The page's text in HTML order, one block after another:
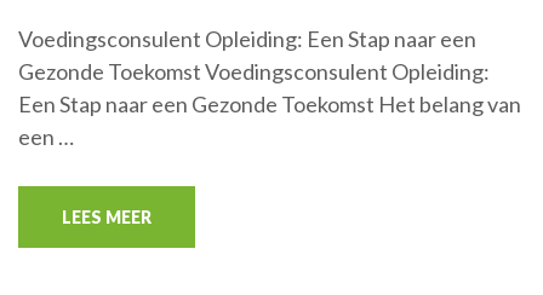
Voedingsconsulent Opleiding: Een Stap naar een
Gezonde Toekomst Voedingsconsulent Opleiding:
Een Stap naar een Gezonde Toekomst Het belang van
een …
LEES MEER